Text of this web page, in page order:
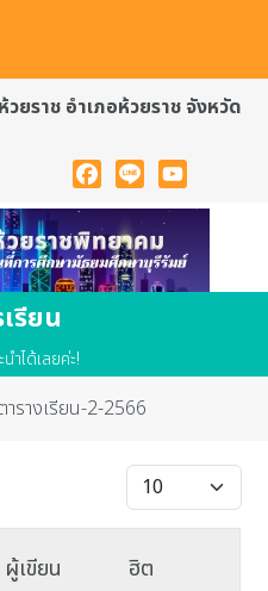
ยราช อำเภอห้วยราช จังหวัด
Facebook
Line YouTube
รียน
ำได้เลยค่ะ!
ารางเรียน-2-2566
แสดง #
ผู้เขียน ฮิต